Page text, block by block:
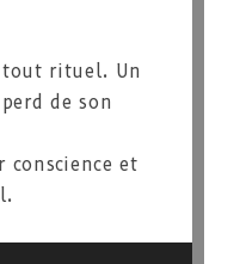
rituel. Un
de son
conscience et